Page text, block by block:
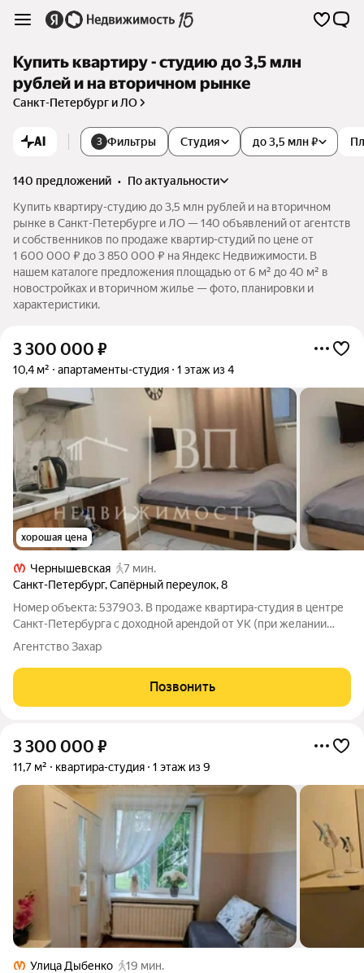
Купить квартиру - студию до 3,5 млн
рублей и на вторичном рынке
Санкт-Петербург и ЛО
AI 3 Фильтры Студия до 3,5 млн ₽
140 предложений •
по актуальности
Купить квартиру-студию до 3,5 млн рублей и на вторичном
рынке в Санкт-Петербурге и ЛО — 140 объявлений от агентств
и собственников по продаже квартир-студий по цене от
1 600 000 ₽ до 3 850 000 ₽ на Яндекс Недвижимости. В
нашем каталоге предложения площадью от 6 м² до 40 м² в
новостройках и вторичном жилье — фото, планировки и
характеристики.
3 300 000 ₽
10,4 м² апартаменты-студия 1 этаж из 4
хорошая цена
Чернышевская
7 мин.
Санкт-Петербург,Сапёрный переулок,8
Номер объекта: 537903. В продаже квартира-студия в центре
Санкт-Петербурга c доходной арeндой от УK (при желании
можете отказаться от УК и сдавать самостоятельно либо жить
самостоятельно). Студия расположена в цокольном этаже
доходного дома, в
Агентство Захар
Позвонить
3 300 000 ₽
11,7 м² квартира-студия 1 этаж из 9
Улица Дыбенко
19 мин.